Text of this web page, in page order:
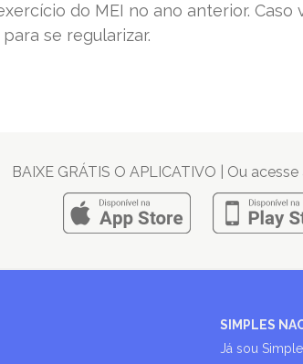
do MEI no ano anterior.
se regularizar.
BAIXE GRÁTIS O APLICATIVO | Ou acesse
SIMPLES
Já sou